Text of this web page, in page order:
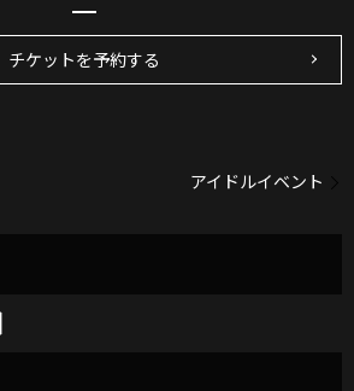
チケットを予約する
アイドルイベント